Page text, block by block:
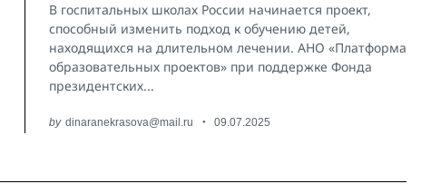
В госпитальных школах России начинается проект,
способный изменить подход к обучению детей,
находящихся на длительном лечении. АНО «Платформа
образовательных проектов» при поддержке Фонда
президентских...
by dinaranekrasova@mail.ru 09.07.2025